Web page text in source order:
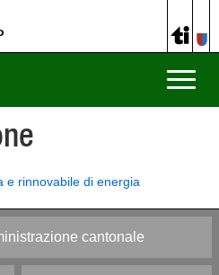
Toggle
e rinnovabile di energia
cantonale